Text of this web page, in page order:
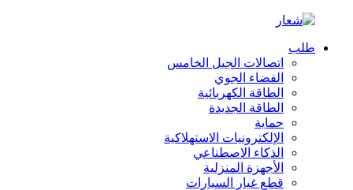
طلب
اتصالات الجيل الخامس
الفضاء الجوي
الطاقة الكهربائية
الطاقة الجديدة
حماية
الإلكترونيات الاستهلاكية
الذكاء الاصطناعي
الأجهزة المنزلية
قطع غيار السيارات